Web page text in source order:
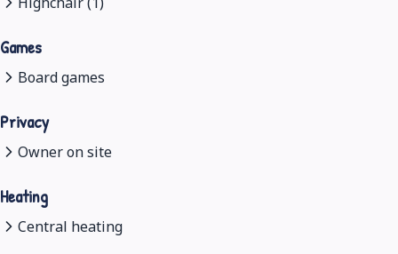
Games
Board games
Privacy
Owner on site
Heating
Central heating